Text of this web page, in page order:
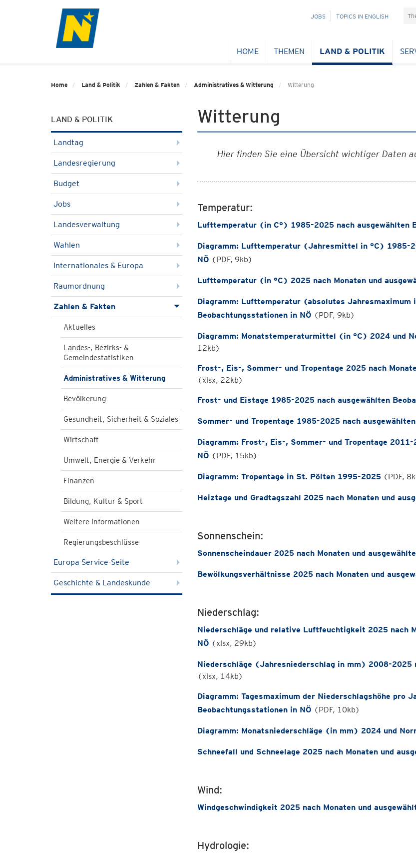
NAVIGATION
JOBS TOPICS IN ENGLISH
HOME THEMEN LAND & POLITIK
Home Land & Politik Zahlen & Fakten Administratives & Witterung Witterung
LAND & POLITIK
Landtag
Landesregierung
Budget
Jobs
Landesverwaltung
Wahlen
Internationales & Europa
Raumordnung
Zahlen & Fakten
Aktuelles
Landes-, Bezirks- &
Gemeindestatistiken
Administratives & Witterung
Bevölkerung
Gesundheit, Sicherheit & Soziales
Wirtschaft
Umwelt, Energie & Verkehr
Finanzen
Bildung, Kultur & Sport
Weitere Informationen
Regierungsbeschlüsse
Europa Service-Seite
Geschichte & Landeskunde
Witterung
Hier finden Sie eine Übersicht wichtiger Daten
Temperatur:
Lufttemperatur (in C°) 1985-2025 nach ausgewählten
Diagramm: Lufttemperatur (Jahresmittel in °C) 1985-
NÖ (PDF, 9kb)
Lufttemperatur (in °C) 2025 nach Monaten und
Diagramm: Lufttemperatur (absolutes Jahresmaximum
Beobachtungsstationen in NÖ (PDF, 9kb)
Diagramm: Monatstemperaturmittel (in °C) 2024 und
12kb)
Frost-, Eis-, Sommer- und Tropentage 2025 nach
(xlsx, 22kb)
Frost- und Eistage 1985-2025 nach ausgewählten
Sommer- und Tropentage 1985-2025 nach
Diagramm: Frost-, Eis-, Sommer- und Tropentage
NÖ (PDF, 15kb)
Diagramm: Tropentage in St. Pölten 1995-2025 (PDF,
Heiztage und Gradtagszahl 2025 nach Monaten und
Sonnenschein:
Sonnenscheindauer 2025 nach Monaten und
Bewölkungsverhältnisse 2025 nach Monaten und
Niederschlag:
Niederschläge und relative Luftfeuchtigkeit 2025 nach
NÖ (xlsx, 29kb)
Niederschläge (Jahresniederschlag in mm) 2008-2025
(xlsx, 14kb)
Diagramm: Tagesmaximum der Niederschlagshöhe
Beobachtungsstationen in NÖ (PDF, 10kb)
Diagramm: Monatsniederschläge (in mm) 2024 und
Schneefall und Schneelage 2025 nach Monaten und
Wind:
Windgeschwindigkeit 2025 nach Monaten und
Hydrologie: